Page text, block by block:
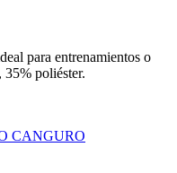
para entrenamientos o
35% poliéster.